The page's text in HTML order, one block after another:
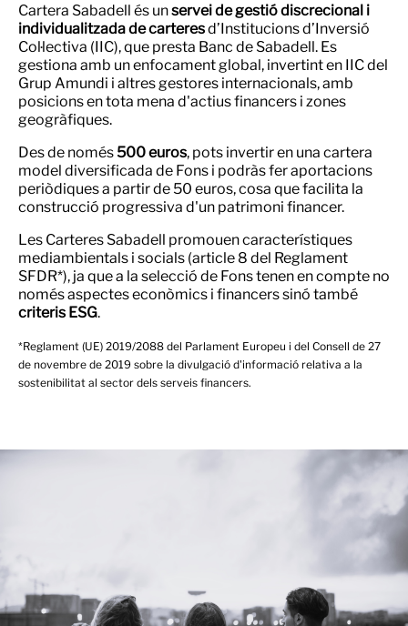
Cartera Sabadell és unservei de gestió discrecional i
individualitzada de carteresd’Institucions d’Inversió
Col·lectiva (IIC), que presta Banc de Sabadell. Es
gestiona amb un enfocament global, invertint en IIC del
Grup Amundi i altres gestores internacionals, amb
posicions en tota mena d'actius financers i zones
geogràfiques.
Des de només 500 euros, pots invertir en una cartera
model diversificada de Fons i podràs fer aportacions
periòdiques a partir de 50 euros, cosa que facilita la
construcció progressiva d'un patrimoni financer.
Les Carteres Sabadell promouen característiques
mediambientals i socials (article 8 del Reglament
SFDR*), ja que a la selecció de Fons tenen en compte no
només aspectes econòmics i financers sinó també
criteris ESG.
*Reglament (UE) 2019/2088 del Parlament Europeu i del Consell de 27
de novembre de 2019 sobre la divulgació d'informació relativa a la
sostenibilitat al sector dels serveis financers.